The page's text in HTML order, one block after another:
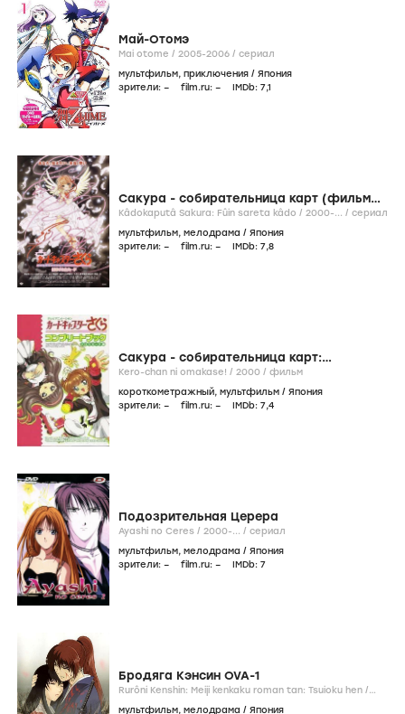
Май-Отомэ
Mai otome / 2005-2006 / сериал
мультфильм, приключения / Япония
зрители: – film.ru: – IMDb: 7,1
Сакура - собирательница карт (фильм
второй)
Kâdokaputâ Sakura: Fûin sareta kâdo / 2000-... / сериал
мультфильм, мелодрама / Япония
зрители: – film.ru: – IMDb: 7,8
Сакура - собирательница карт:
Предоставьте это Кэро
Kero-chan ni omakase! / 2000 / фильм
короткометражный, мультфильм / Япония
зрители: – film.ru: – IMDb: 7,4
Подозрительная Церера
Ayashi no Ceres / 2000-... / сериал
мультфильм, мелодрама / Япония
зрители: – film.ru: – IMDb: 7
Бродяга Кэнсин OVA-1
Rurôni Kenshin: Meiji kenkaku roman tan: Tsuioku hen /
мультфильм, мелодрама / Япония